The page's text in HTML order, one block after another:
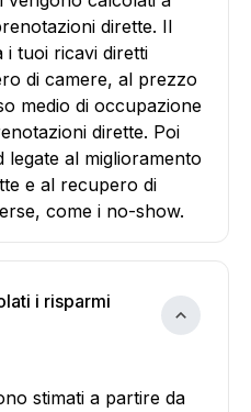
dirette. Il
i tuoi ricavi diretti
di camere, al prezzo
medio di occupazione
dirette. Poi
legate al miglioramento
e al recupero di
come i no-show.
i risparmi
stimati a partire da